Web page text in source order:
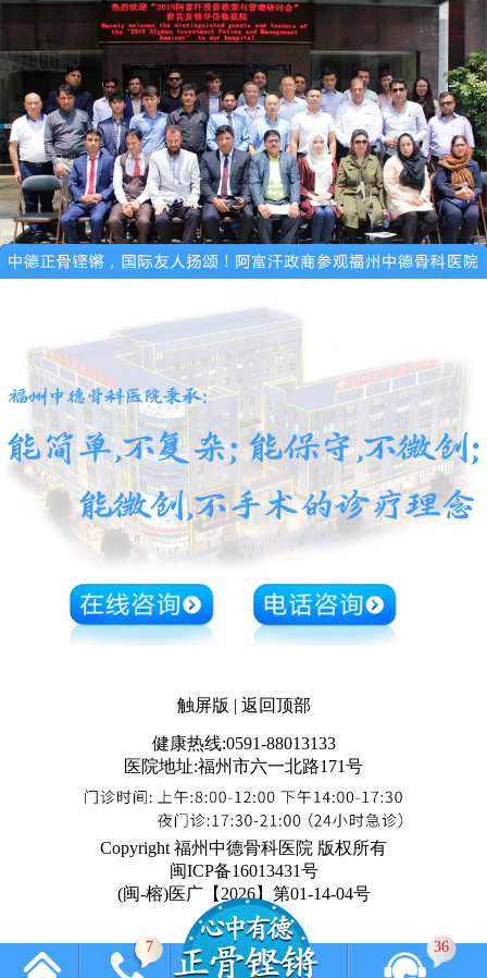
触屏版 | 返回顶部
健康热线:0591-88013133
医院地址:福州市六一北路171号
Copyright 福州中德骨科医院 版权所有
闽ICP备16013431号
(闽-榕)医广【2026】第01-14-04号
7 36